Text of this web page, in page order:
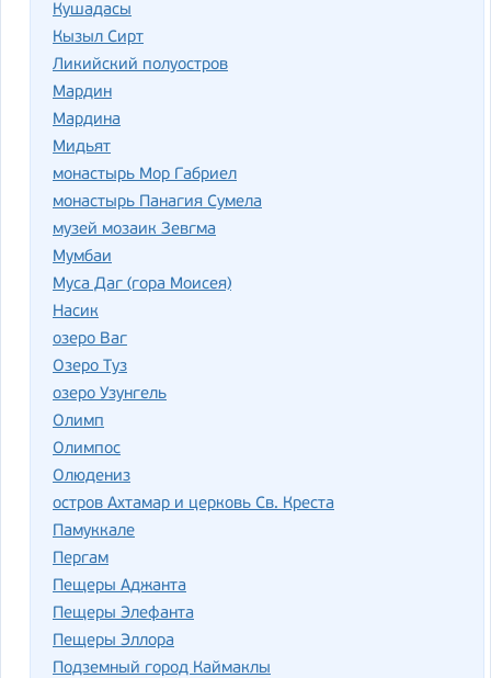
Кушадасы
Кызыл Сирт
Ликийский полуостров
Мардин
Мардина
Мидьят
монастырь Мор Габриел
монастырь Панагия Сумела
музей мозаик Зевгма
Мумбаи
Муса Даг (гора Моисея)
Насик
озеро Ваг
Озеро Туз
озеро Узунгель
Олимп
Олимпос
Олюдениз
остров Ахтамар и церковь Св. Креста
Памуккале
Пергам
Пещеры Аджанта
Пещеры Элефанта
Пещеры Эллора
Подземный город Каймаклы